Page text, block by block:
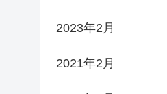
2023年2月
2021年2月